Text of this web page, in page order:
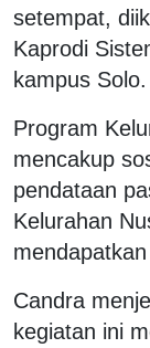
setempat,
Kaprodi
kampus Solo.
Program
mencakup
pendataan
Kelurahan
Candra
kegiatan ini